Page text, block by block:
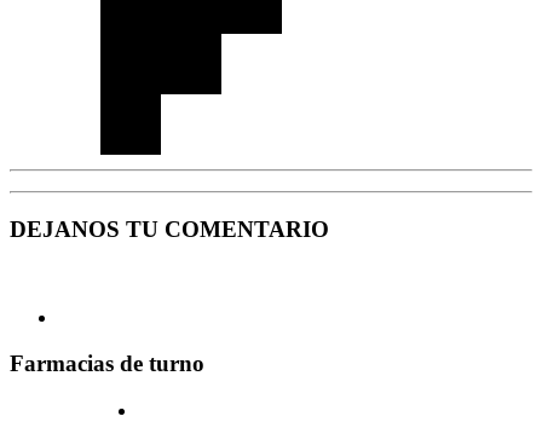
DEJANOS TU COMENTARIO
Farmacias de turno